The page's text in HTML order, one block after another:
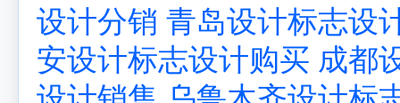
设计分销 青岛设计标志设
安设计标志设计购买 成都